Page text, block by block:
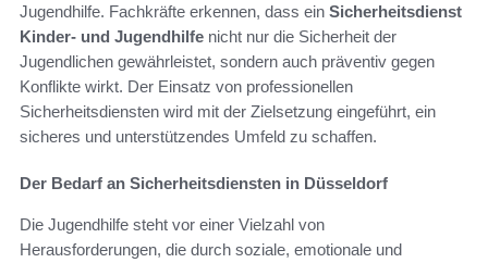
Jugendhilfe. Fachkräfte erkennen, dass ein Sicherheitsdienst
Kinder- und Jugendhilfe nicht nur die Sicherheit der
Jugendlichen gewährleistet, sondern auch präventiv gegen
Konflikte wirkt. Der Einsatz von professionellen
Sicherheitsdiensten wird mit der Zielsetzung eingeführt, ein
sicheres und unterstützendes Umfeld zu schaffen.
Der Bedarf an Sicherheitsdiensten in Düsseldorf
Die Jugendhilfe steht vor einer Vielzahl von
Herausforderungen, die durch soziale, emotionale und